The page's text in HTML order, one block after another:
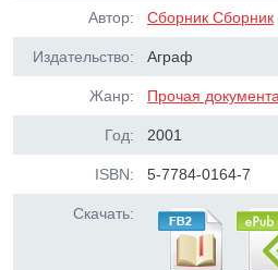
Автор: Сборник Сборник
Издательство: Аграф
Жанр: Прочая
Год: 2001
ISBN: 5-7784-0164-7
Скачать: